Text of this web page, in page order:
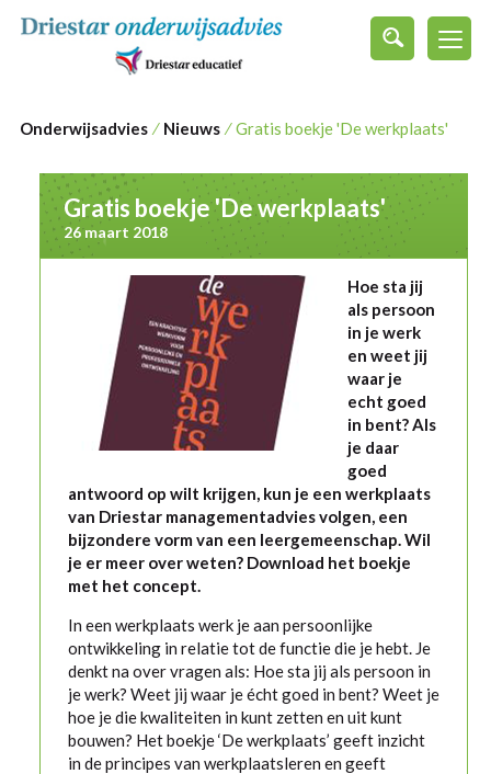
s
Onderwijsadvies ⁄ Nieuws ⁄ Gratis boekje 'De werkplaats'
Gratis boekje 'De werkplaats'
26 maart 2018
Hoe sta jij
als persoon
in je werk
en weet jij
waar je
echt goed
in bent? Als
je daar
goed
antwoord op wilt krijgen, kun je een werkplaats
van Driestar managementadvies volgen, een
bijzondere vorm van een leergemeenschap. Wil
je er meer over weten? Download het boekje
met het concept.
In een werkplaats werk je aan persoonlijke
ontwikkeling in relatie tot de functie die je hebt. Je
denkt na over vragen als: Hoe sta jij als persoon in
je werk? Weet jij waar je écht goed in bent? Weet je
hoe je die kwaliteiten in kunt zetten en uit kunt
bouwen? Het boekje ‘De werkplaats’ geeft inzicht
in de principes van werkplaatsleren en geeft